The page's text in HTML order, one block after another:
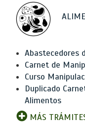
Abastecedores
Carnet de
Curso
Duplicado
Alimentos
MÁS